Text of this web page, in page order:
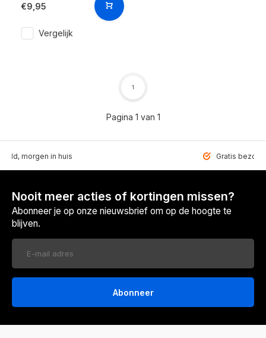
€9,95
Vergelijk
Pagina 1 van 1
1
morgen in huis Gratis
Nooit meer acties of kortingen missen?
Abonneer je op onze nieuwsbrief om op de hoogte te
blijven.
Abonneer